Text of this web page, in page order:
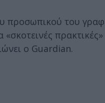
προσωπικού του
πρακτικές»
ο Guardian.